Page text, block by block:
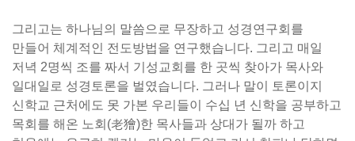
그리고는 하나님의 말씀으로 무장하고 성경연구회를
만들어 체계적인 전도방법을 연구했습니다. 그리고 매일
저녁 2명씩 조를 짜서 기성교회를 한 곳씩 찾아가 목사와
일대일로 성경토론을 벌였습니다. 그러나 말이 토론이지
신학교 근처에도 못 가본 우리들이 수십 년 신학을 공부하고
목회를 해온 노회(老獪)한 목사들과 상대가 될까 하고